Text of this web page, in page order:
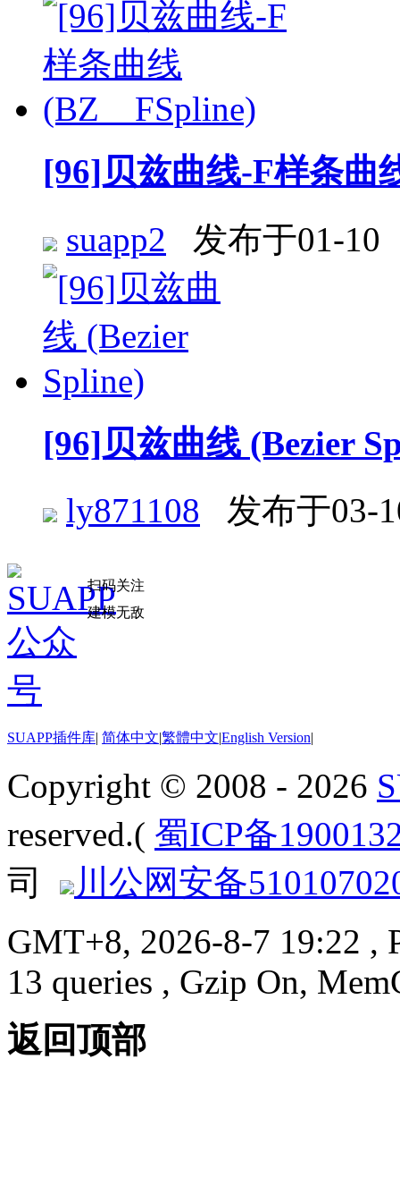
[96]贝兹曲线-F样条曲
suapp2 发布于01-10
[96]贝兹曲线 (Bezier
ly871108 发布于03-
扫码关注
建模无敌
SUAPP插件库| 简体中文|繁體中文|English Version|
Copyright © 2008 - 2026
reserved.( 蜀ICP备
司
川公网安备
GMT+8, 2026-8-7 19:22 ,
13 queries , Gzip On,
返回顶部